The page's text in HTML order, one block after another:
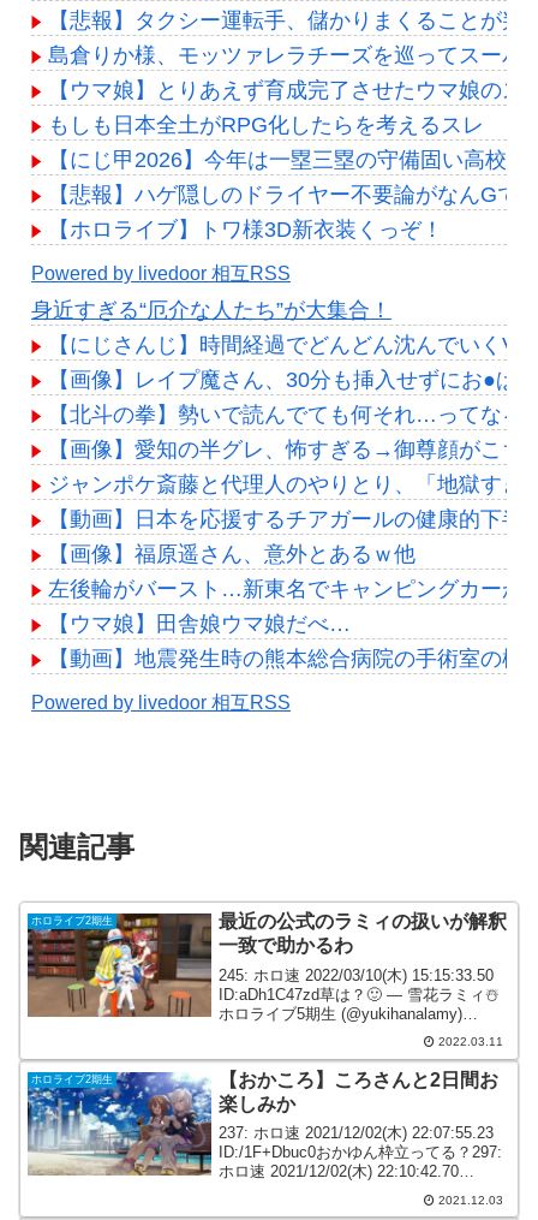
【悲報】タクシー運転手、儲かりまくることが判
島倉りか様、モッツァレラチーズを巡ってスーパ
【ウマ娘】とりあえず育成完了させたウマ娘の
もしも日本全土がRPG化したらを考えるスレ
【にじ甲2026】今年は一塁三塁の守備固い高校多
【悲報】ハゲ隠しのドライヤー不要論がなんGで
【ホロライブ】トワ様3D新衣装くっぞ！
Powered by livedoor 相互RSS
身近すぎる“厄介な人たち”が大集合！
【にじさんじ】時間経過でどんどん沈んでいく
【画像】レイプ魔さん、30分も挿入せずにお●ぱ
【北斗の拳】勢いで読んでても何それ…ってなる
【画像】愛知の半グレ、怖すぎる→御尊顔がこち
ジャンポケ斎藤と代理人のやりとり、「地獄す
【動画】日本を応援するチアガールの健康的下半
【画像】福原遥さん、意外とあるｗ他
左後輪がバースト…新東名でキャンピングカーが
【ウマ娘】田舎娘ウマ娘だべ…
【動画】地震発生時の熊本総合病院の手術室の様
Powered by livedoor 相互RSS
関連記事
ホロライブ2期生
最近の公式のラミィの扱いが解釈
一致で助かるわ
245: ホロ速 2022/03/10(木) 15:15:33.50
ID:aDh1C47zd草は？🙂 — 雪花ラミィ☃️
ホロライブ5期生 (@yukihanalamy)
March 10, 2022253: ホロ速 2022/03/10(...
2022.03.11
ホロライブ2期生
【おかころ】ころさんと2日間お
楽しみか
237: ホロ速 2021/12/02(木) 22:07:55.23
ID:/1F+Dbuc0おかゆん枠立ってる？297:
ホロ速 2021/12/02(木) 22:10:42.70
2021.12.03